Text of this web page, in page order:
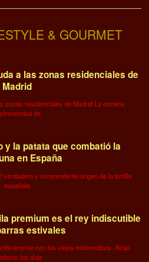
& GOURMET
a las zonas residenciales de
Madrid
zonas residenciales de Madrid La escena
de
y la patata que combatió la
en España
verdadero y sorprendente origen de la tortilla
española
premium es el rey indiscutible
estivales
con los viejos estereotipos. Atrás
los días